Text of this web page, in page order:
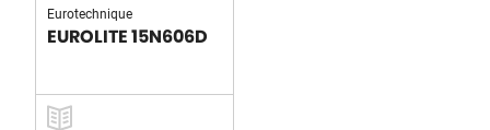
Eurotechnique
EUROLITE 15N606D